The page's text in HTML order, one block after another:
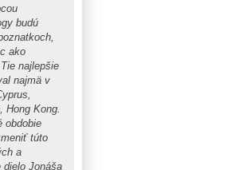
budú
ako
najlepšie
najmä v
Hong Kong.
obdobie
túto
a
Jonáša